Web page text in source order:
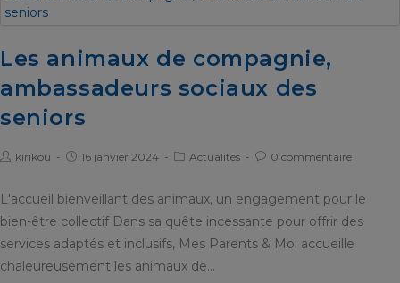
Les animaux de compagnie,
ambassadeurs sociaux des
seniors
kirikou 16 janvier 2024 Actualités 0 commentaire
L'accueil bienveillant des animaux, un engagement pour le
bien-être collectif Dans sa quête incessante pour offrir des
services adaptés et inclusifs, Mes Parents & Moi accueille
chaleureusement les animaux de…